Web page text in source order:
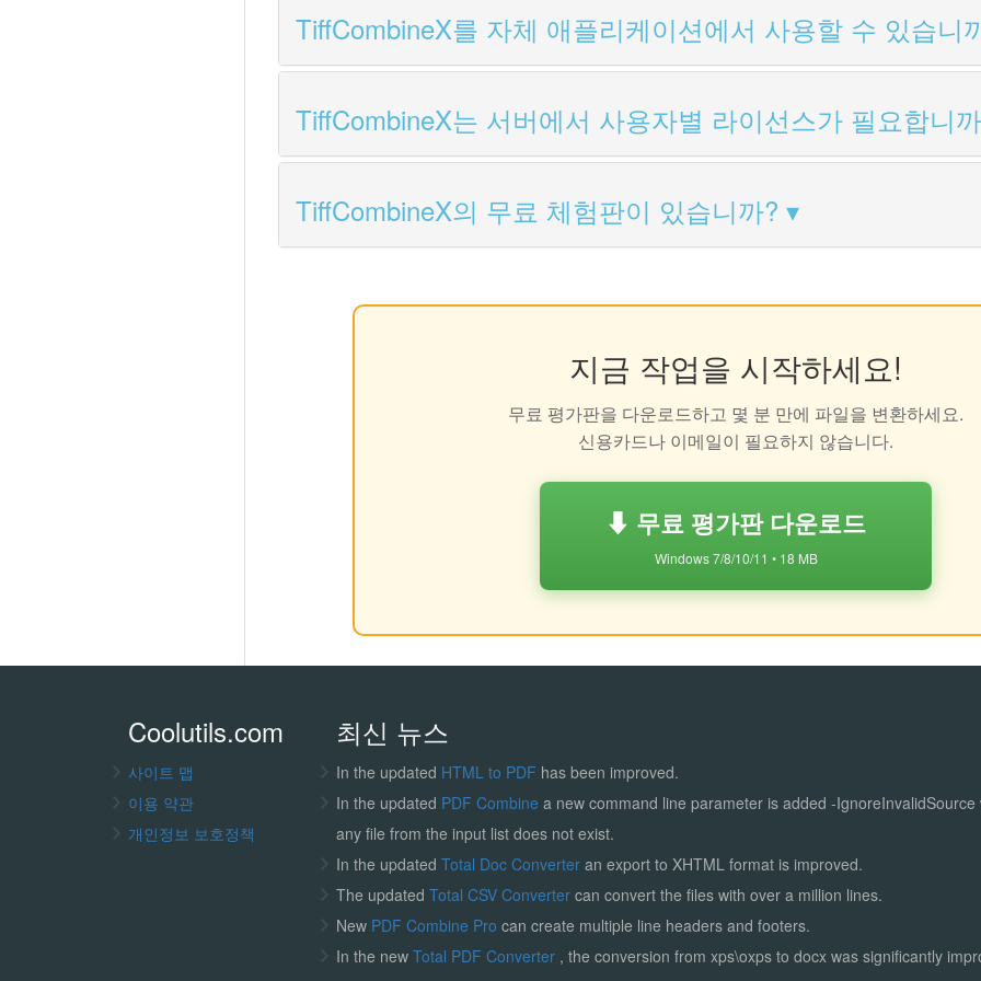
TiffCombineX를 자체 애플리케이션에서 사용할 수 있습니
TiffCombineX는 서버에서 사용자별 라이선스가 필요합니
TiffCombineX의 무료 체험판이 있습니까?
지금 작업을 시작하세요!
무료 평가판을 다운로드하고 몇 분 만에 파일을 변환하세요.
신용카드나 이메일이 필요하지 않습니다.
⬇ 무료 평가판 다운로드
Windows 7/8/10/11 • 18 MB
Coolutils.com
사이트 맵
이용 약관
개인정보 보호정책
최신 뉴스
In the updated HTML to PDF has been improved.
In the updated PDF Combine a new command line parameter is added -IgnoreInvalidSource
any file from the input list does not exist.
In the updated Total Doc Converter an export to XHTML format is improved.
The updated Total CSV Converter can convert the files with over a million lines.
New PDF Combine Pro can create multiple line headers and footers.
In the new Total PDF Converter , the conversion from xps\oxps to docx was significantly